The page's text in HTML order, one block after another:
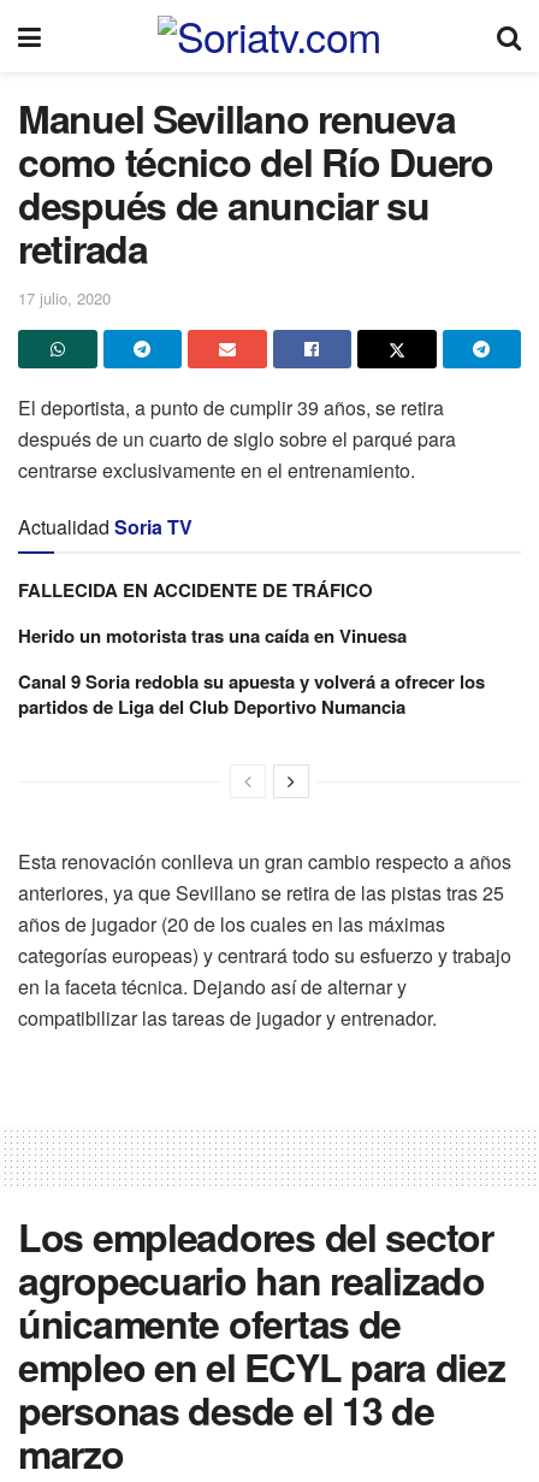
Manuel Sevillano renueva
como técnico del Río Duero
después de anunciar su
retirada
17 julio, 2020
El deportista, a punto de cumplir 39 años, se retira
después de un cuarto de siglo sobre el parqué para
centrarse exclusivamente en el entrenamiento.
Actualidad Soria TV
FALLECIDA EN ACCIDENTE DE TRÁFICO
Herido un motorista tras una caída en Vinuesa
Canal 9 Soria redobla su apuesta y volverá a ofrecer los
partidos de Liga del Club Deportivo Numancia
Esta renovación conlleva un gran cambio respecto a años
anteriores, ya que Sevillano se retira de las pistas tras 25
años de jugador (20 de los cuales en las máximas
categorías europeas) y centrará todo su esfuerzo y trabajo
en la faceta técnica. Dejando así de alternar y
compatibilizar las tareas de jugador y entrenador.
Los empleadores del sector
agropecuario han realizado
únicamente ofertas de
empleo en el ECYL para diez
personas desde el 13 de
marzo